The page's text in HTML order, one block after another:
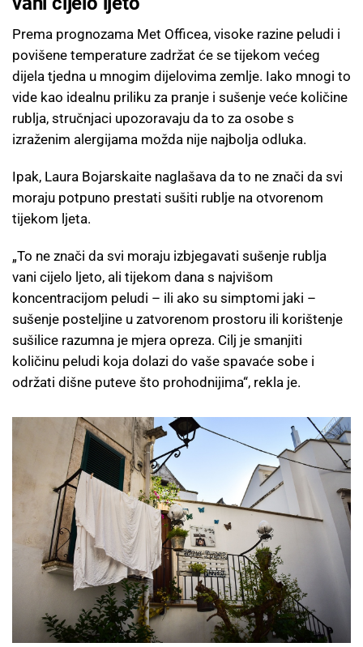
Prema prognozama Met Officea, visoke razine peludi i
povišene temperature zadržat će se tijekom većeg
dijela tjedna u mnogim dijelovima zemlje. Iako mnogi to
vide kao idealnu priliku za pranje i sušenje veće količine
rublja, stručnjaci upozoravaju da to za osobe s
izraženim alergijama možda nije najbolja odluka.
Ipak, Laura Bojarskaite naglašava da to ne znači da svi
moraju potpuno prestati sušiti rublje na otvorenom
tijekom ljeta.
„To ne znači da svi moraju izbjegavati sušenje rublja
vani cijelo ljeto, ali tijekom dana s najvišom
koncentracijom peludi – ili ako su simptomi jaki –
sušenje posteljine u zatvorenom prostoru ili korištenje
sušilice razumna je mjera opreza. Cilj je smanjiti
količinu peludi koja dolazi do vaše spavaće sobe i
održati dišne puteve što prohodnijima“, rekla je.